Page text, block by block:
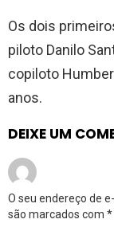
Os dois
piloto Danilo
copiloto
anos.
DEIXE UM
O seu endereço de
são marcados com *